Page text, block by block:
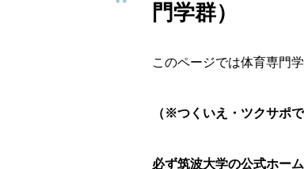
門学群）
このページでは体育専門
（※つくいえ・ツクサポ
必ず筑波大学の公式ホー